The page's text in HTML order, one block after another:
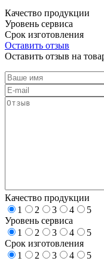
Качество продукции
Уровень сервиса
Срок изготовления
Оставить отзыв
Оставить отзыв на
Качество продукции
1
2 3 4
5
Уровень сервиса
1
2 3 4
5
Срок изготовления
1
2 3 4
5